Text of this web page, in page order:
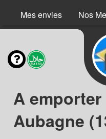
Mes envies Nos
A
Aubagne